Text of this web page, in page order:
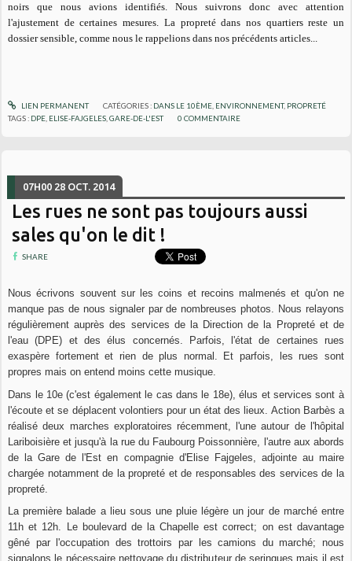
noirs que nous avions identifiés. Nous suivrons donc avec attention
l'ajustement de certaines mesures. La propreté dans nos quartiers reste un
dossier sensible, comme nous le rappelions dans nos précédents articles...
LIEN PERMANENT CATÉGORIES : DANS LE 10ÈME, ENVIRONNEMENT, PROPRETÉ
TAGS : DPE ELISE-FAJGELES ,GARE-DE-L'EST 0 COMMENTAIRE
07H00 28 OCT. 2014
Les rues ne sont pas toujours aussi
sales qu'on le dit !
SHARE
Nous écrivons souvent sur les coins et recoins malmenés et qu'on ne
manque pas de nous signaler par de nombreuses photos. Nous relayons
régulièrement auprès des services de la Direction de la Propreté et de
l'eau (DPE) et des élus concernés. Parfois, l'état de certaines rues
exaspère fortement et rien de plus normal. Et parfois, les rues sont
propres mais on entend moins cette musique.
Dans le 10e (c'est également le cas dans le 18e), élus et services sont à
l'écoute et se déplacent volontiers pour un état des lieux. Action Barbès a
réalisé deux marches exploratoires récemment, l'une autour de l'hôpital
Lariboisière et jusqu'à la rue du Faubourg Poissonnière, l'autre aux abords
de la Gare de l'Est en compagnie d'Elise Fajgeles, adjointe au maire
chargée notamment de la propreté et de responsables des services de la
propreté.
La première balade a lieu sous une pluie légère un jour de marché entre
11h et 12h. Le boulevard de la Chapelle est correct; on est davantage
gêné par l'occupation des trottoirs par les camions du marché; nous
signalons le nécessaire nettoyage du distributeur de seringues mais il est